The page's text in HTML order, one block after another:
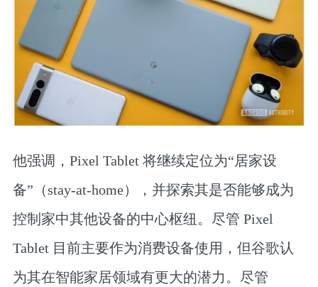
他强调， Pixel Tablet 将继续定位为“居家设
备”（stay-at-home），并探索其是否能够成为
控制家中其他设备的中心枢纽。 尽管 Pixel
Tablet 目前主要作为消费设备使用，但谷歌认
为其在智能家居领域有更大的潜力。尽管